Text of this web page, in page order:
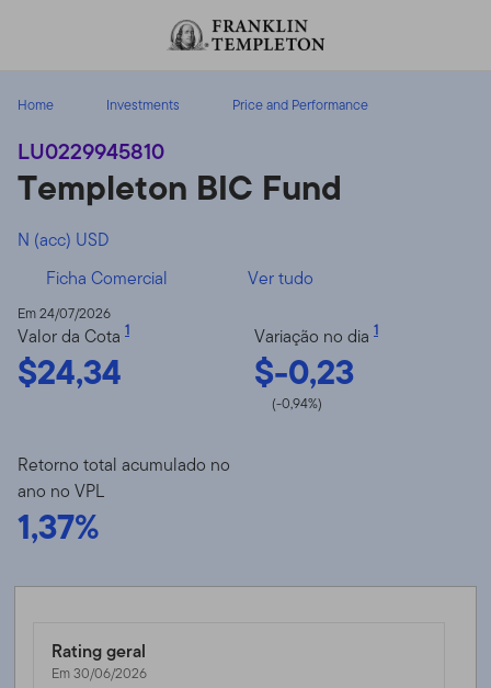
Home Investments Price and Performance
LU0229945810
Templeton BIC Fund
N (acc) USD
Ficha Comercial
Ver tudo
Em 24/07/2026
Valor da Cota 1
$24,34
Variação no dia 1
$-0,23
(-0,94%)
Retorno total acumulado no
ano no VPL
1,37%
Rating geral
Em 30/06/2026